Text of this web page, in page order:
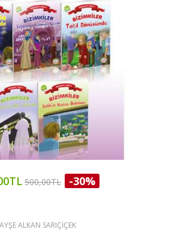
500,00TL -30%
AYŞE ALKAN SARIÇİÇEK